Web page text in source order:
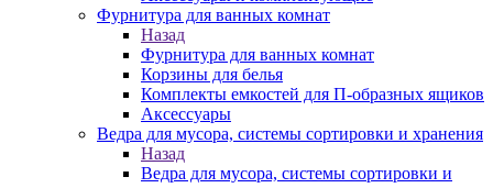
Фурнитура для ванных комнат
Назад
Фурнитура для ванных комнат
Корзины для белья
Комплекты емкостей для П-образных ящиков
Аксессуары
Ведра для мусора, системы сортировки и хранения
Назад
Ведра для мусора, системы сортировки и